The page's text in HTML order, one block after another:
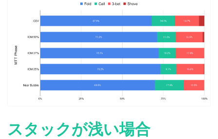
スタックが浅い場合